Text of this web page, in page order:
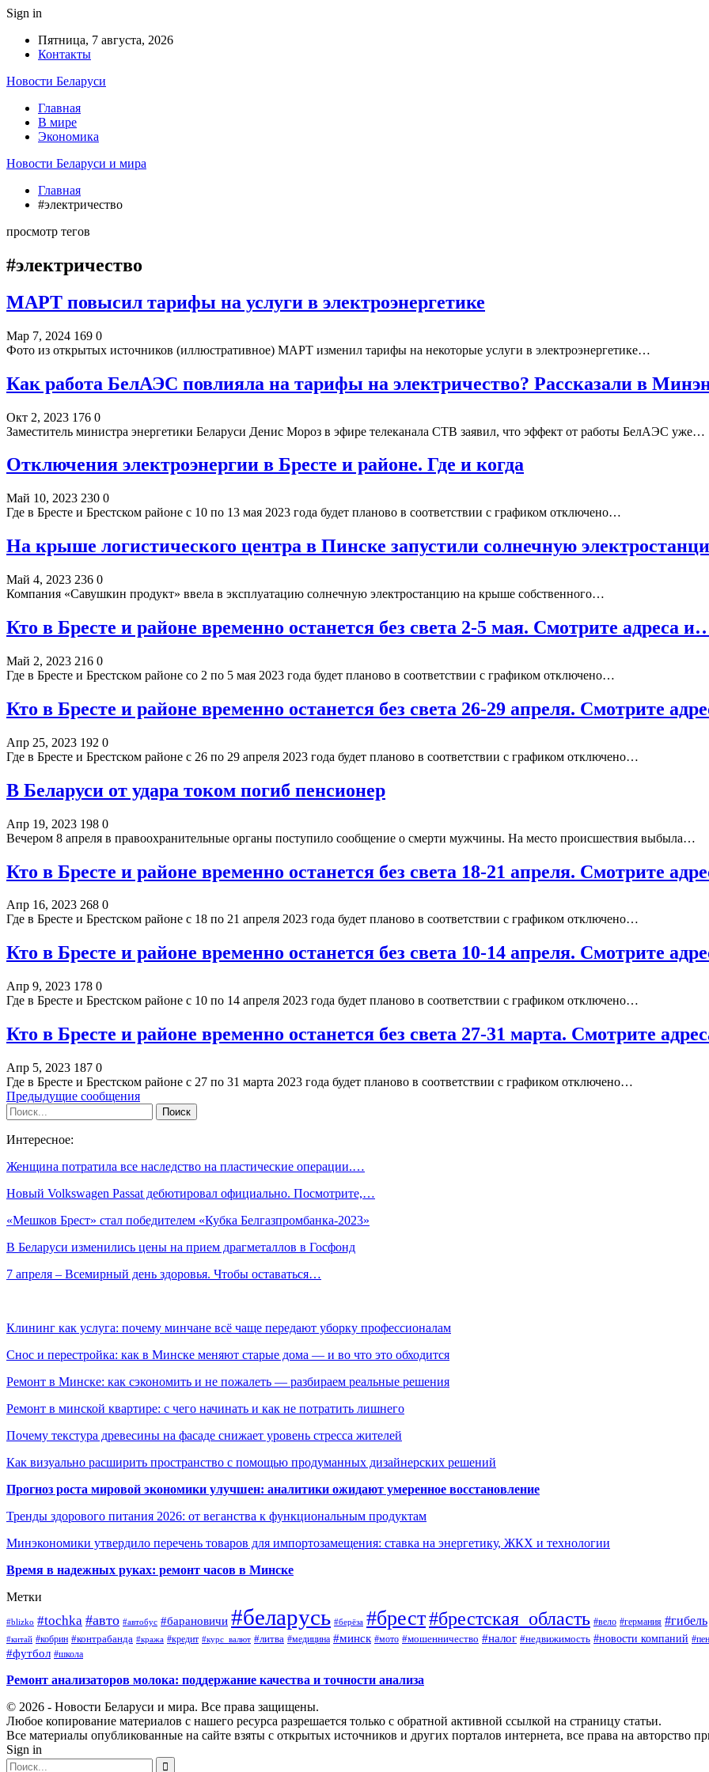
Sign in
Пятница, 7 августа, 2026
Контакты
Новости Беларуси
Главная
В мире
Экономика
Новости Беларуси и мира
Главная
#электричество
просмотр тегов
#электричество
МАРТ повысил тарифы на услуги в электроэнергетике
Мар 7, 2024 169 0
Фото из открытых источников (иллюстративное) МАРТ изменил тарифы на некоторые услуги в электроэнергетике…
Как работа БелАЭС повлияла на тарифы на электричество? Рассказали в
Окт 2, 2023 176 0
Заместитель министра энергетики Беларуси Денис Мороз в эфире телеканала СТВ заявил, что эффект от работы БелАЭС уже…
Отключения электроэнергии в Бресте и районе. Где и когда
Май 10, 2023 230 0
Где в Бресте и Брестском районе с 10 по 13 мая 2023 года будет планово в соответствии с графиком отключено…
На крыше логистического центра в Пинске запустили солнечную
Май 4, 2023 236 0
Компания «Савушкин продукт» ввела в эксплуатацию солнечную электростанцию на крыше собственного…
Кто в Бресте и районе временно останется без света 2-5 мая. Смотрите адреса
Май 2, 2023 216 0
Где в Бресте и Брестском районе со 2 по 5 мая 2023 года будет планово в соответствии с графиком отключено…
Кто в Бресте и районе временно останется без света 26-29 апреля. Смотрите
Апр 25, 2023 192 0
Где в Бресте и Брестском районе с 26 по 29 апреля 2023 года будет планово в соответствии с графиком отключено…
В Беларуси от удара током погиб пенсионер
Апр 19, 2023 198 0
Вечером 8 апреля в правоохранительные органы поступило сообщение о смерти мужчины. На место происшествия выбыла…
Кто в Бресте и районе временно останется без света 18-21 апреля. Смотрите
Апр 16, 2023 268 0
Где в Бресте и Брестском районе с 18 по 21 апреля 2023 года будет планово в соответствии с графиком отключено…
Кто в Бресте и районе временно останется без света 10-14 апреля. Смотрите
Апр 9, 2023 178 0
Где в Бресте и Брестском районе с 10 по 14 апреля 2023 года будет планово в соответствии с графиком отключено…
Кто в Бресте и районе временно останется без света 27-31 марта. Смотрите
Апр 5, 2023 187 0
Где в Бресте и Брестском районе с 27 по 31 марта 2023 года будет планово в соответствии с графиком отключено…
Предыдущие сообщения
Интересное:
Женщина потратила все наследство на пластические операции.…
Новый Volkswagen Passat дебютировал официально. Посмотрите,…
«Мешков Брест» стал победителем «Кубка Белгазпромбанка-2023»
В Беларуси изменились цены на прием драгметаллов в Госфонд
7 апреля – Всемирный день здоровья. Чтобы оставаться…
Клининг как услуга: почему минчане всё чаще передают уборку профессионалам
Снос и перестройка: как в Минске меняют старые дома — и во что это обходится
Ремонт в Минске: как сэкономить и не пожалеть — разбираем реальные решения
Ремонт в минской квартире: с чего начинать и как не потратить лишнего
Почему текстура древесины на фасаде снижает уровень стресса жителей
Как визуально расширить пространство с помощью продуманных дизайнерских решений
Прогноз роста мировой экономики улучшен: аналитики ожидают умеренное восстановление
Тренды здорового питания 2026: от веганства к функциональным продуктам
Минэкономики утвердило перечень товаров для импортозамещения: ставка на энергетику, ЖКХ и технологии
Время в надежных руках: ремонт часов в Минске
Метки
#blizko #tochka #авто #автобус #барановичи #беларусь #берёза #брест#брестская_область #вело #германия #гибель
#китай #кобрин #контрабанда #кража #кредит #курс_валют #литва #медицина #минск #мото #мошенничество #налог #недвижимость #новости компаний
#футбол #школа
Ремонт анализаторов молока: поддержание качества и точности анализа
© 2026 - Новости Беларуси и мира. Все права защищены.
Любое копирование материалов с нашего ресурса разрешается только с обратной активной ссылкой на страницу статьи.
Все материалы опубликованные на сайте взяты с открытых источников и других порталов интернета, все права на авторство
Sign in